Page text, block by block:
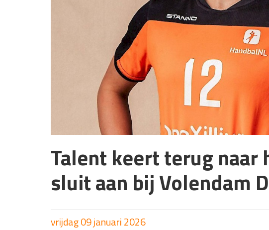
Talent keert terug naar
sluit aan bij Volendam
vrijdag 09 januari 2026